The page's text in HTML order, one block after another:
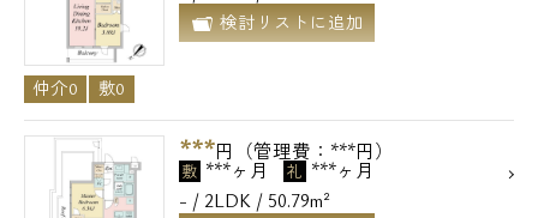
検討リストに追加
仲介0 敷0
***円（管理費：***円）
敷 ***ヶ月 礼 ***ヶ月
- / 2LDK / 50.79m²